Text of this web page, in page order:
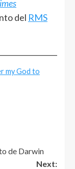
del RMS
my God to
de Darwin
Next: